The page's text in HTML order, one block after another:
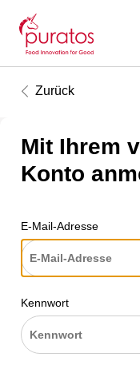
Zurück
Mit Ihrem
Konto
E-Mail-Adresse
Kennwort